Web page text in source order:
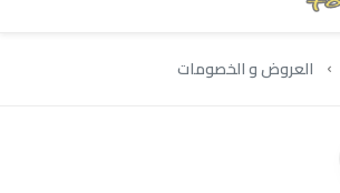
العروض و الخصومات